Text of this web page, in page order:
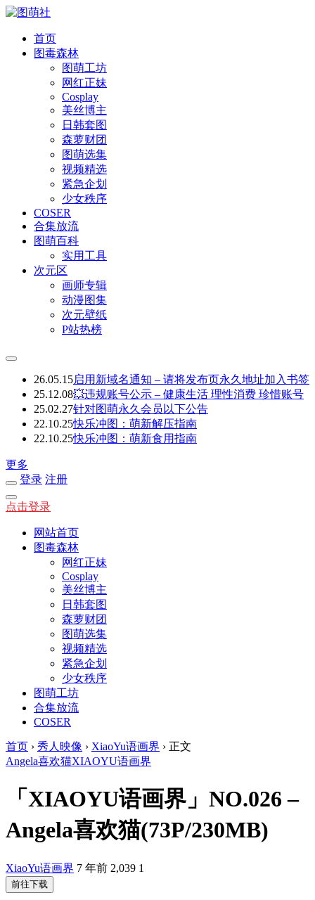
首页
图毒森林
图萌工坊
网红正妹
Cosplay
美丝博主
日韩套图
森萝财团
图萌选集
视频精选
紧急企划
少女秩序
COSER
合集放流
图萌百科
实用工具
次元区
画师专辑
动漫图集
次元壁纸
P站热榜
26.05.15启用新域名通知 – 请将发布页永久地址加入书签
25.12.08💥违规账号公示 – 健康生活 理性消费 珍惜账号
25.02.27针对图萌永久会员以下公告
22.10.25快乐冲图：萌新解压指南
22.10.25快乐冲图：萌新食用指南
更多
登录 注册
点击登录
网站首页
图毒森林
网红正妹
Cosplay
美丝博主
日韩套图
森萝财团
图萌选集
视频精选
紧急企划
少女秩序
图萌工坊
合集放流
COSER
首页 › 秀人映像 › XiaoYu语画界 › 正文
Angela喜欢猫XIAOYU语画界
「XIAOYU语画界」NO.026 –
Angela喜欢猫(73P/230MB)
XiaoYu语画界 7 年前 2,039 1
前往下载